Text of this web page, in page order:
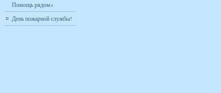
Помощь рядом»
День пожарной службы!